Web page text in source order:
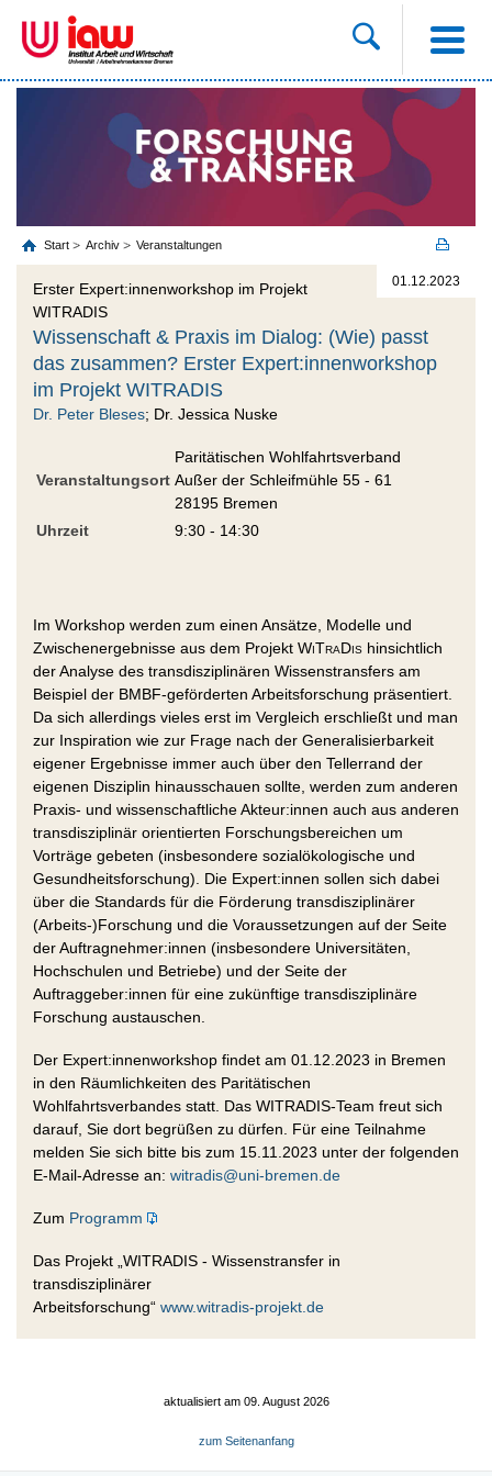
Start Archiv Veranstaltungen
01.12.2023
Erster Expert:innenworkshop im Projekt
WITRADIS
Wissenschaft & Praxis im Dialog: (Wie) passt
das zusammen? Erster Expert:innenworkshop
im Projekt WITRADIS
Dr. Peter Bleses; Dr. Jessica Nuske
Veranstaltungsort
Paritätischen Wohlfahrtsverband
Außer der Schleifmühle 55 - 61
28195 Bremen
Uhrzeit
9:30 - 14:30
Im Workshop werden zum einen Ansätze, Modelle und
Zwischenergebnisse aus dem Projekt WiTraDis hinsichtlich
der Analyse des transdisziplinären Wissenstransfers am
Beispiel der BMBF-geförderten Arbeitsforschung präsentiert.
Da sich allerdings vieles erst im Vergleich erschließt und man
zur Inspiration wie zur Frage nach der Generalisierbarkeit
eigener Ergebnisse immer auch über den Tellerrand der
eigenen Disziplin hinausschauen sollte, werden zum anderen
Praxis- und wissenschaftliche Akteur:innen auch aus anderen
transdisziplinär orientierten Forschungsbereichen um
Vorträge gebeten (insbesondere sozialökologische und
Gesundheitsforschung). Die Expert:innen sollen sich dabei
über die Standards für die Förderung transdisziplinärer
(Arbeits-)Forschung und die Voraussetzungen auf der Seite
der Auftragnehmer:innen (insbesondere Universitäten,
Hochschulen und Betriebe) und der Seite der
Auftraggeber:innen für eine zukünftige transdisziplinäre
Forschung austauschen.
Der Expert:innenworkshop findet am 01.12.2023 in Bremen
in den Räumlichkeiten des Paritätischen
Wohlfahrtsverbandes statt. Das WITRADIS-Team freut sich
darauf, Sie dort begrüßen zu dürfen. Für eine Teilnahme
melden Sie sich bitte bis zum 15.11.2023 unter der folgenden
E-Mail-Adresse an: witradis@uni-bremen.de
Zum Programm
Das Projekt „WITRADIS - Wissenstransfer in
transdisziplinärer
Arbeitsforschung“ www.witradis-projekt.de
aktualisiert am 09. August 2026
zum Seitenanfang